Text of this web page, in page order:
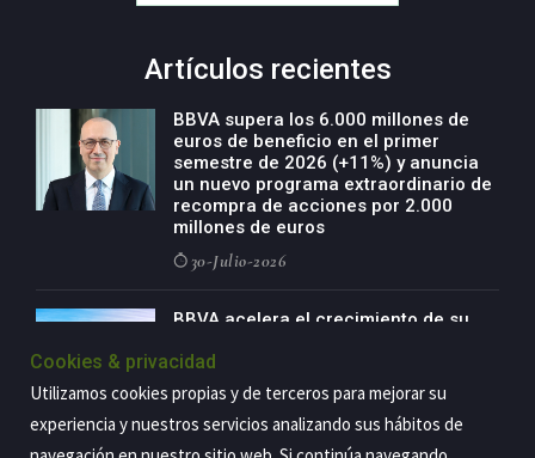
Artículos recientes
BBVA supera los 6.000 millones de
euros de beneficio en el primer
semestre de 2026 (+11%) y anuncia
un nuevo programa extraordinario de
recompra de acciones por 2.000
millones de euros
30-Julio-2026
BBVA acelera el crecimiento de su
de especialización presente en siete
países
29-Julio-2026
Cookies & privacidad
Utilizamos cookies propias y de terceros para mejorar su
experiencia y nuestros servicios analizando sus hábitos de